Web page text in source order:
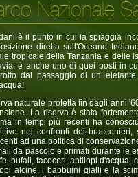
Nazionale
è il punto in cui la spiaggia
diretta sull'Oceano
tropicale della Tanzania e delle
è anche uno di quei posti in
dal passaggio di un
naturale protetta fin dagli anni
La riserva è stata
in tempi più recenti ha
nei confronti dei
ad una politica di
da pascolo e primati durante le
bufali, facoceri, antilopi d'acqua,
alcine, i babbuini gialli e la